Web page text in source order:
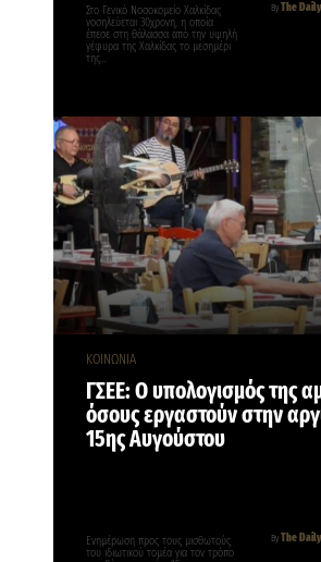
By The Daily
Στο Γενικό Νοσοκομείο Χαλκίδας
νοσηλεύεται 30χρονη, η οποία
έπεσε στη θάλασσα από την υψηλή
γέφυρα της Χαλκίδας το μεσημέρι
της…
ΚΟΙΝΩΝΙΑ
ΓΣΕΕ: Ο υπολογισμός της
όσους εργαστούν στην
15ης Αυγούστου
By The Daily
Ενημέρωση προς τους μισθωτούς
του ιδιωτικού τομέα για τον τρόπο